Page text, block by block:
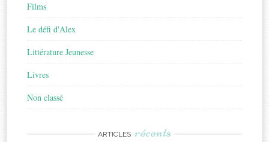
Films
Le défi d'Alex
Littérature Jeunesse
Livres
Non classé
ARTICLES récents